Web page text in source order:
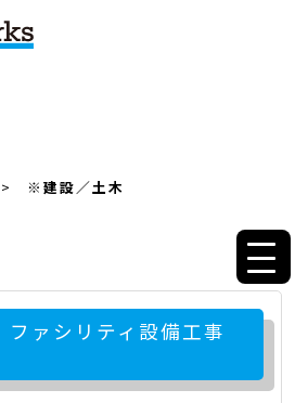
> ※建設／土木
ァシリティ設備工事